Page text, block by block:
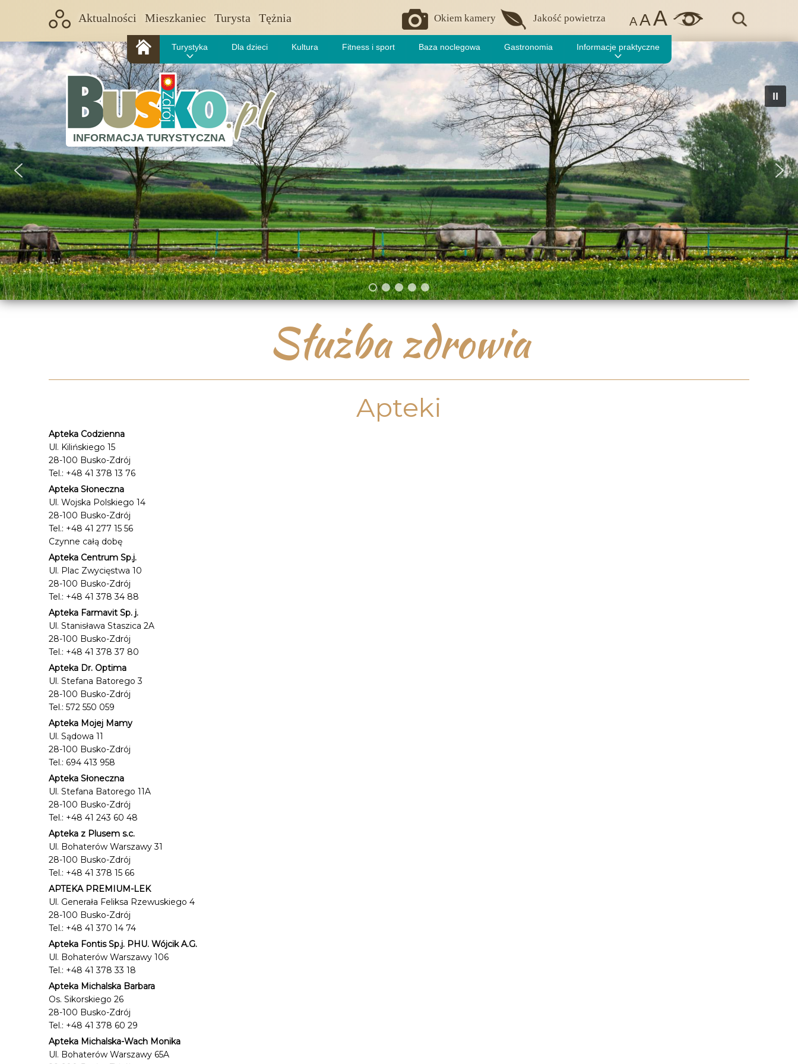
Aktualności Mieszkaniec Turysta Tężnia Okiem kamery Jakość powietrza AAA
INFORMACJA TURYSTYCZNA
Turystyka Dla dzieci Kultura Fitness i sport Baza noclegowa Gastronomia Informacje praktyczne
Służba zdrowia
Apteki
Apteka Codzienna
Ul. Kilińskiego 15
28-100 Busko-Zdrój
Tel.: +48 41 378 13 76
Apteka Słoneczna
Ul. Wojska Polskiego 14
28-100 Busko-Zdrój
Tel.: +48 41 277 15 56
Czynne całą dobę
Apteka Centrum Sp.j.
Ul. Plac Zwycięstwa 10
28-100 Busko-Zdrój
Tel.: +48 41 378 34 88
Apteka Farmavit Sp. j.
Ul. Stanisława Staszica 2A
28-100 Busko-Zdrój
Tel.: +48 41 378 37 80
Apteka Dr. Optima
Ul. Stefana Batorego 3
28-100 Busko-Zdrój
Tel.: 572 550 059
Apteka Mojej Mamy
Ul. Sądowa 11
28-100 Busko-Zdrój
Tel.: 694 413 958
Apteka Słoneczna
Ul. Stefana Batorego 11A
28-100 Busko-Zdrój
Tel.: +48 41 243 60 48
Apteka z Plusem s.c.
Ul. Bohaterów Warszawy 31
28-100 Busko-Zdrój
Tel.: +48 41 378 15 66
APTEKA PREMIUM-LEK
Ul. Generała Feliksa Rzewuskiego 4
28-100 Busko-Zdrój
Tel.: +48 41 370 14 74
Apteka Fontis Sp.j. PHU. Wójcik A.G.
Ul. Bohaterów Warszawy 106
Tel.: +48 41 378 33 18
Apteka Michalska Barbara
Os. Sikorskiego 26
28-100 Busko-Zdrój
Tel.: +48 41 378 60 29
Apteka Michalska-Wach Monika
Ul. Bohaterów Warszawy 65A